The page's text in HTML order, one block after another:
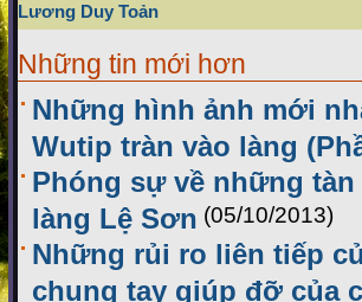
Lương Duy Toản
Những tin mới hơn
Những hình ảnh mới
Wutip tràn vào làng
Phóng sự về những
làng Lệ Sơn (05/10/2013)
Những rủi ro liên tiếp
chung tay giúp đỡ của